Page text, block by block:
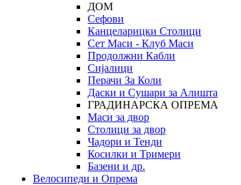
ДОМ
Сефови
Канцеларицки Столици
Сет Маси - Клуб Маси
Продолжни Кабли
Сијалици
Перачи За Коли
Даски и Сушари за Алишта
ГРАДИНАРСКА ОПРЕМА
Маси за двор
Столици за двор
Чадори и Тенди
Косилки и Тримери
Базени и др.
Велосипеди и Опрема